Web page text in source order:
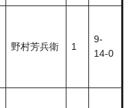
野村芳兵衛 1
9-
14-0